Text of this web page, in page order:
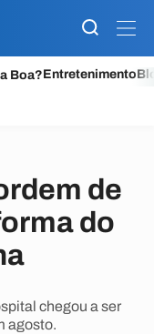
Boa?Entretenimento
de
do
chegou a ser
agosto.